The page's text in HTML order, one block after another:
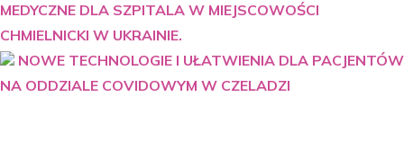
MEDYCZNE DLA SZPITALA W MIEJSCOWOŚCI
CHMIELNICKI W UKRAINIE.
NOWE TECHNOLOGIE I UŁATWIENIA DLA PACJENTÓW
NA ODDZIALE COVIDOWYM W CZELADZI